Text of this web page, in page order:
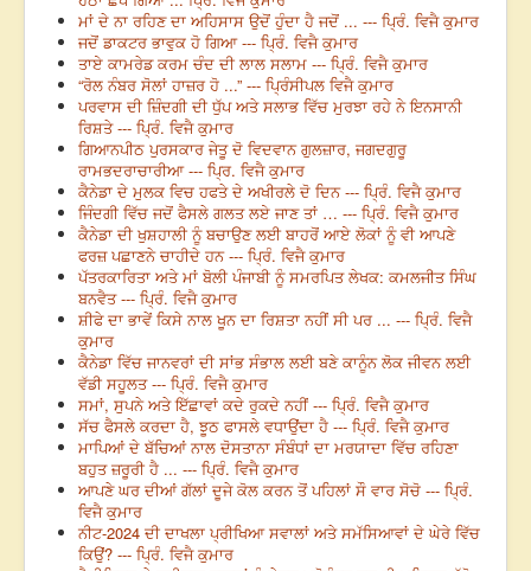
ਮਾਂ ਦੇ ਨਾ ਰਹਿਣ ਦਾ ਅਹਿਸਾਸ ਉਦੋਂ ਹੁੰਦਾ ਹੈ ਜਦੋਂ ... --- ਪ੍ਰਿੰ. ਵਿਜੈ ਕੁਮਾਰ
ਜਦੋਂ ਡਾਕਟਰ ਭਾਵੁਕ ਹੋ ਗਿਆ --- ਪ੍ਰਿੰ. ਵਿਜੈ ਕੁਮਾਰ
ਤਾਏ ਕਾਮਰੇਡ ਕਰਮ ਚੰਦ ਦੀ ਲਾਲ ਸਲਾਮ --- ਪ੍ਰਿੰ. ਵਿਜੈ ਕੁਮਾਰ
“ਰੋਲ ਨੰਬਰ ਸੋਲਾਂ ਹਾਜ਼ਰ ਹੋ ...” --- ਪ੍ਰਿੰਸੀਪਲ ਵਿਜੈ ਕੁਮਾਰ
ਪਰਵਾਸ ਦੀ ਜ਼ਿੰਦਗੀ ਦੀ ਧੁੱਪ ਅਤੇ ਸਲਾਭ ਵਿੱਚ ਮੁਰਝਾ ਰਹੇ ਨੇ ਇਨਸਾਨੀ
ਰਿਸ਼ਤੇ --- ਪ੍ਰਿੰ. ਵਿਜੈ ਕੁਮਾਰ
ਗਿਆਨਪੀਠ ਪੁਰਸਕਾਰ ਜੇਤੂ ਦੋ ਵਿਦਵਾਨ ਗੁਲਜ਼ਾਰ, ਜਗਦਗੁਰੂ
ਰਾਮਭਦਰਾਚਾਰੀਆ --- ਪ੍ਰਿ. ਵਿਜੈ ਕੁਮਾਰ
ਕੈਨੇਡਾ ਦੇ ਮੁਲਕ ਵਿਚ ਹਫਤੇ ਦੇ ਅਖੀਰਲੇ ਦੋ ਦਿਨ --- ਪ੍ਰਿੰ. ਵਿਜੈ ਕੁਮਾਰ
ਜਿੰਦਗੀ ਵਿੱਚ ਜਦੋਂ ਫੈਸਲੇ ਗਲਤ ਲਏ ਜਾਣ ਤਾਂ … --- ਪ੍ਰਿੰ. ਵਿਜੈ ਕੁਮਾਰ
ਕੈਨੇਡਾ ਦੀ ਖੁਸ਼ਹਾਲੀ ਨੂੰ ਬਚਾਉਣ ਲਈ ਬਾਹਰੋਂ ਆਏ ਲੋਕਾਂ ਨੂੰ ਵੀ ਆਪਣੇ
ਫਰਜ਼ ਪਛਾਣਨੇ ਚਾਹੀਦੇ ਹਨ --- ਪ੍ਰਿੰ. ਵਿਜੈ ਕੁਮਾਰ
ਪੱਤਰਕਾਰਿਤਾ ਅਤੇ ਮਾਂ ਬੋਲੀ ਪੰਜਾਬੀ ਨੂੰ ਸਮਰਪਿਤ ਲੇਖਕ: ਕਮਲਜੀਤ ਸਿੰਘ
ਬਨਵੈਤ --- ਪ੍ਰਿੰ. ਵਿਜੈ ਕੁਮਾਰ
ਸ਼ੀਫੇ ਦਾ ਭਾਵੇਂ ਕਿਸੇ ਨਾਲ ਖੂਨ ਦਾ ਰਿਸ਼ਤਾ ਨਹੀਂ ਸੀ ਪਰ ... --- ਪ੍ਰਿੰ. ਵਿਜੈ
ਕੁਮਾਰ
ਕੈਨੇਡਾ ਵਿੱਚ ਜਾਨਵਰਾਂ ਦੀ ਸਾਂਭ ਸੰਭਾਲ ਲਈ ਬਣੇ ਕਾਨੂੰਨ ਲੋਕ ਜੀਵਨ ਲਈ
ਵੱਡੀ ਸਹੂਲਤ --- ਪ੍ਰਿੰ. ਵਿਜੈ ਕੁਮਾਰ
ਸਮਾਂ, ਸੁਪਨੇ ਅਤੇ ਇੱਛਾਵਾਂ ਕਦੇ ਰੁਕਦੇ ਨਹੀਂ --- ਪ੍ਰਿੰ. ਵਿਜੈ ਕੁਮਾਰ
ਸੱਚ ਫੈਸਲੇ ਕਰਦਾ ਹੈ, ਝੂਠ ਫਾਸਲੇ ਵਧਾਉਂਦਾ ਹੈ --- ਪ੍ਰਿੰ. ਵਿਜੈ ਕੁਮਾਰ
ਮਾਪਿਆਂ ਦੇ ਬੱਚਿਆਂ ਨਾਲ ਦੋਸਤਾਨਾ ਸੰਬੰਧਾਂ ਦਾ ਮਰਯਾਦਾ ਵਿੱਚ ਰਹਿਣਾ
ਬਹੁਤ ਜ਼ਰੂਰੀ ਹੈ ... --- ਪ੍ਰਿੰ. ਵਿਜੈ ਕੁਮਾਰ
ਆਪਣੇ ਘਰ ਦੀਆਂ ਗੱਲਾਂ ਦੂਜੇ ਕੋਲ ਕਰਨ ਤੋਂ ਪਹਿਲਾਂ ਸੌ ਵਾਰ ਸੋਚੋ --- ਪ੍ਰਿੰ.
ਵਿਜੈ ਕੁਮਾਰ
ਨੀਟ-2024 ਦੀ ਦਾਖਲਾ ਪ੍ਰੀਖਿਆ ਸਵਾਲਾਂ ਅਤੇ ਸਮੱਸਿਆਵਾਂ ਦੇ ਘੇਰੇ ਵਿੱਚ
ਕਿਉਂ? --- ਪ੍ਰਿੰ. ਵਿਜੈ ਕੁਮਾਰ